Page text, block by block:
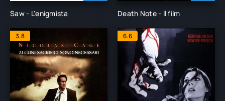
Saw - L'enigmista Death Note - Il film
3.8 6.6